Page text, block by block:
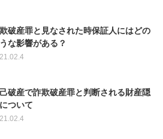
破産罪と見なされた時保証人にはどの
な影響がある？
破産で詐欺破産罪と判断される財産隠
ついて